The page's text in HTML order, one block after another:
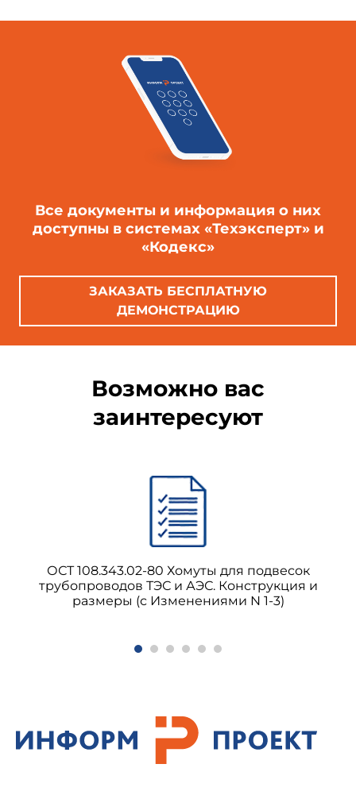
Все документы и информация о них
доступны в системах «Техэксперт» и
«Кодекс»
ЗАКАЗАТЬ БЕСПЛАТНУЮ
ДЕМОНСТРАЦИЮ
Возможно вас
заинтересуют
ОСТ 108.343.02-80 Хомуты для подвесок
трубопроводов ТЭС и АЭС. Конструкция и
размеры (с Изменениями N 1-3)